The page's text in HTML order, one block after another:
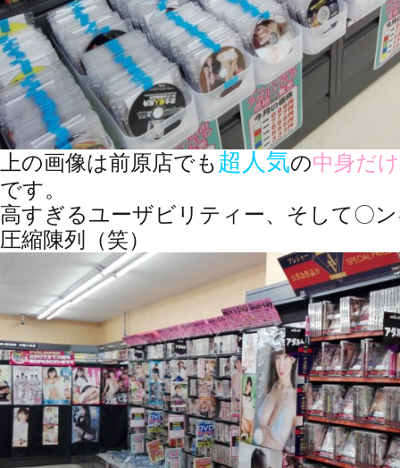
上の画像は前原店でも超人気の中身だ
です。
高すぎるユーザビリティー、そして〇
圧縮陳列（笑）